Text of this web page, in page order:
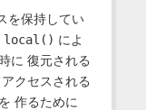
を保持してい
local() によ
に 復元される
クセスされる
作るために